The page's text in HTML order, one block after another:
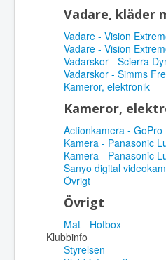
Vadare, kläder
Vadare - Vision
Vadare - Vision
Vadarskor - Scierra
Vadarskor - Simms
Kameror, elektronik
Kameror,
Actionkamera - GoPro
Kamera - Panasonic
Kamera - Panasonic
Sanyo digital
Övrigt
Övrigt
Mat - Hotbox
Klubbinfo
Styrelsen